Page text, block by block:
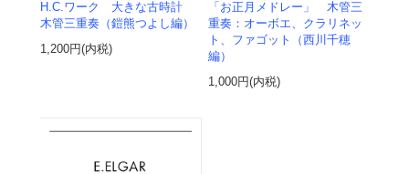
H.C.ワーク 大きな古時計
木管三重奏（鎧熊つよし編）
1,200円(内税)
「お正月メドレー」 木管三
重奏：オーボエ、クラリネッ
ト、ファゴット（西川千穂
編）
1,000円(内税)